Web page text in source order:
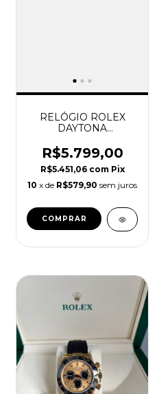
RELÓGIO ROLEX
DAYTONA
TURQUESA SUPER
CLONE
R$5.799,00
R$5.451,06 com Pix
10 x de R$579,90 sem juros